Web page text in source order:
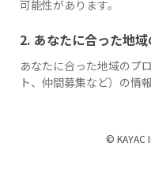
可能性があります。
2. あなたに合った地
あなたに合った地域のプ
ト、仲間募集など）の情
© KAYAC